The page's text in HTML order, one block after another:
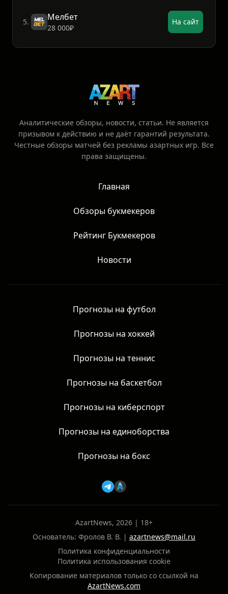
5. Мелбет
28 000₽
На сайт
Аналитические обзоры, новости, статьи. Не является
призывом к действию и не даёт гарантий результата.
Честные обзоры матчей без рекламы азартных игр. Все
права защищены.
Главная
Обзоры букмекеров
Рейтинг Букмекеров
Новости
Прогнозы на футбол
Прогнозы на хоккей
Прогнозы на теннис
Прогнозы на баскетбол
Прогнозы на киберспорт
Прогнозы на единоборства
Прогнозы на бокс
AzartNews, 2026 | 18+
Основатель: Фролов В. В. | azartnews@mail.ru
Политика конфиденциальности
Политика использования cookie
Копирование материалов только со ссылкой на
AzartNews.com